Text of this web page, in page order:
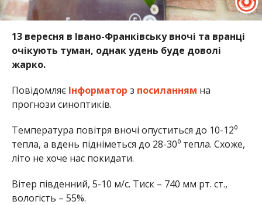
13 вересня в Івано-Франківську вночі та вранці
очікують туман, однак удень буде доволі
жарко.
Повідомляє Інформатор з посиланням на
прогнози синоптиків.
Температура повітря вночі опуститься до 10-12⁰
тепла, а вдень підніметься до 28-30⁰ тепла. Схоже,
літо не хоче нас покидати.
Вітер південний, 5-10 м/с. Тиск – 740 мм рт. ст.,
вологість – 55%.